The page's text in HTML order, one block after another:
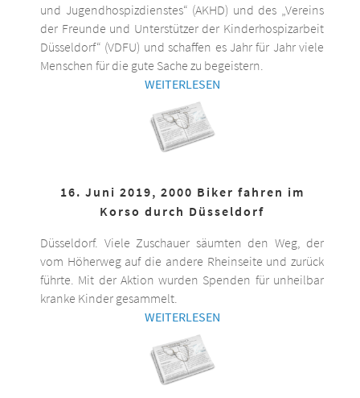
und Jugendhospizdienstes“ (AKHD) und des „Vereins
der Freunde und Unterstützer der Kinderhospizarbeit
Düsseldorf“ (VDFU) und schaffen es Jahr für Jahr viele
Menschen für die gute Sache zu begeistern.
WEITERLESEN
16. Juni 2019, 2000 Biker fahren im
Korso durch Düsseldorf
Düsseldorf. Viele Zuschauer säumten den Weg, der
vom Höherweg auf die andere Rheinseite und zurück
führte. Mit der Aktion wurden Spenden für unheilbar
kranke Kinder gesammelt.
WEITERLESEN